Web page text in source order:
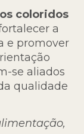
coloridos
a
e promover
se aliados
qualidade